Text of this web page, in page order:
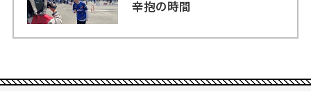
辛抱の時間